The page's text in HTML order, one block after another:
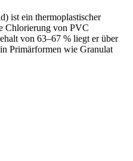
ist ein thermoplastischer
Chlorierung von PVC
von 63–67 % liegt er über
Primärformen wie Granulat